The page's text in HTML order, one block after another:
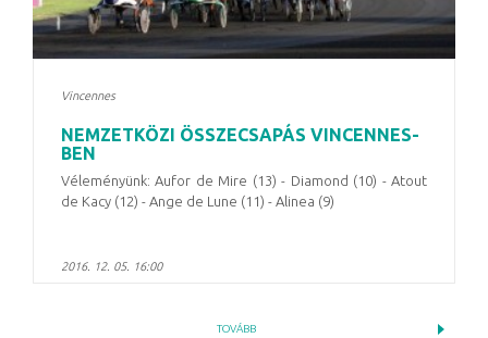
Vincennes
NEMZETKÖZI ÖSSZECSAPÁS VINCENNES-
BEN
Véleményünk: Aufor de Mire (13) - Diamond (10) - Atout
de Kacy (12) - Ange de Lune (11) - Alinea (9)
2016. 12. 05. 16:00
TOVÁBB